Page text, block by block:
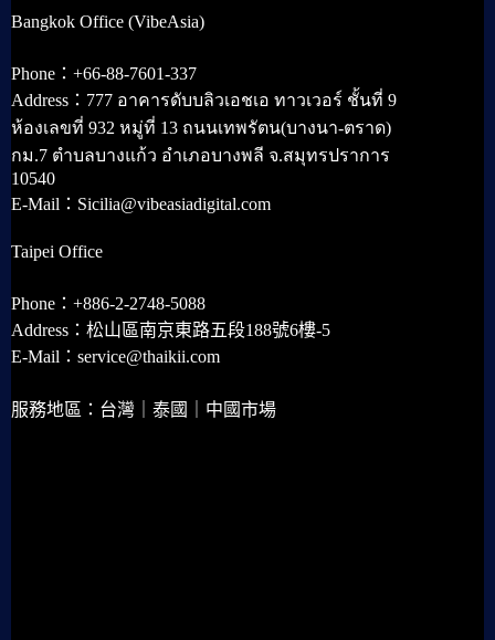
Bangkok Office (VibeAsia)
Phone：+66-88-7601-337
Address：777 อาคารดับบลิวเอชเอ ทาวเวอร์ ชั้นที่ 9
ห้องเลขที่ 932 หมู่ที่ 13 ถนนเทพรัตน(บางนา-ตราด)
กม.7 ตำบลบางแก้ว อำเภอบางพลี จ.สมุทรปราการ
10540
E-Mail：Sicilia@vibeasiadigital.com
Taipei Office
Phone：+886-2-2748-5088
Address：松山區南京東路五段188號6樓-5
E-Mail：service@thaikii.com
服務地區：台灣｜泰國｜中國市場